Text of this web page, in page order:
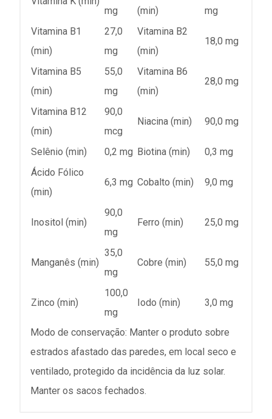
mg
(min)
mg
Vitamina B1
(min)
27,0
mg
Vitamina B2
(min)
18,0 mg
Vitamina B5
(min)
55,0
mg
Vitamina B6
(min)
28,0 mg
Vitamina B12
(min)
90,0
mcg
Niacina (min) 90,0 mg
Selênio (min) 0,2 mg Biotina (min)
0,3 mg
Ácido Fólico
(min)
6,3 mg Cobalto (min) 9,0 mg
Inositol (min)
90,0
mg
Ferro (min) 25,0 mg
Manganês (min)
35,0
mg
Cobre (min) 55,0 mg
Zinco (min)
100,0
mg
Iodo (min) 3,0 mg
Modo de conservação: Manter o produto sobre
estrados afastado das paredes, em local seco e
ventilado, protegido da incidência da luz solar.
Manter os sacos fechados.